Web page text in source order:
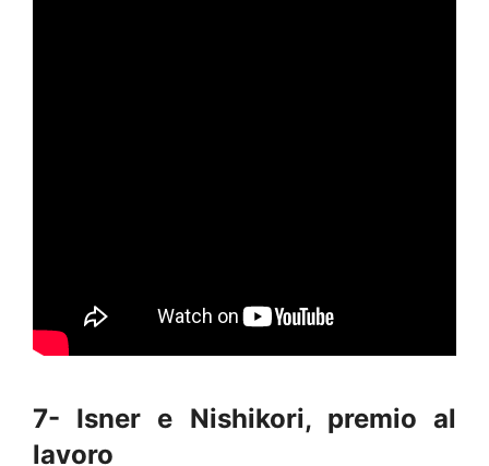
7- Isner e Nishikori, premio al
lavoro